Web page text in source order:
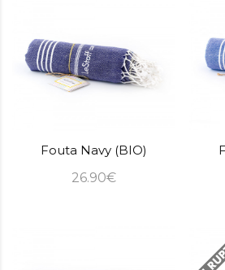
Fouta Navy (BIO)
26.90€